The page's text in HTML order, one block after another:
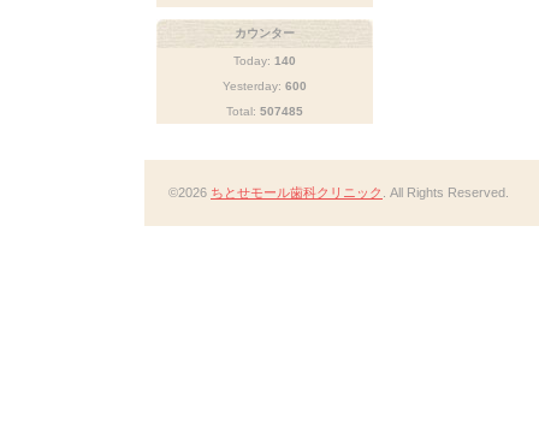
カウンター
Today: 140
Yesterday: 600
Total: 507485
©2026 ちとせモール歯科クリニック . All Rights Reserved.